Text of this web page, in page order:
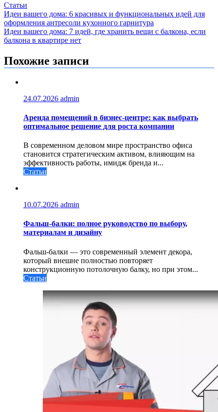
Статьи
Навигация
по
записям
Идеи вашего дома: 6 красивых и функциональных идей для
оформления антресоли кухонного гарнитура
Идеи вашего дома: 7 идей, где хранить вещи с балкона, если
балкона в квартире нет
Похожие записи
24.07.2026 admin
Аренда помещений в бизнес‑центре: как выбрать
оптимальное решение для роста компании
В современном деловом мире пространство офиса
становится стратегическим активом, влияющим на
эффективность работы, имидж бренда и...
Статьи
10.07.2026 admin
Фальш-балки: полное руководство по выбору,
материалам и дизайну
Фальш-балки — это современный элемент декора,
который внешне полностью повторяет
конструкционную потолочную балку, но при этом...
Статьи